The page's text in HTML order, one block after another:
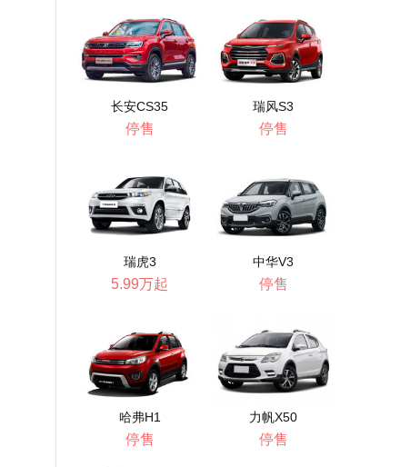
长安CS35
停售
瑞风S3
停售
瑞虎3
5.99万起
中华V3
停售
哈弗H1
停售
力帆X50
停售